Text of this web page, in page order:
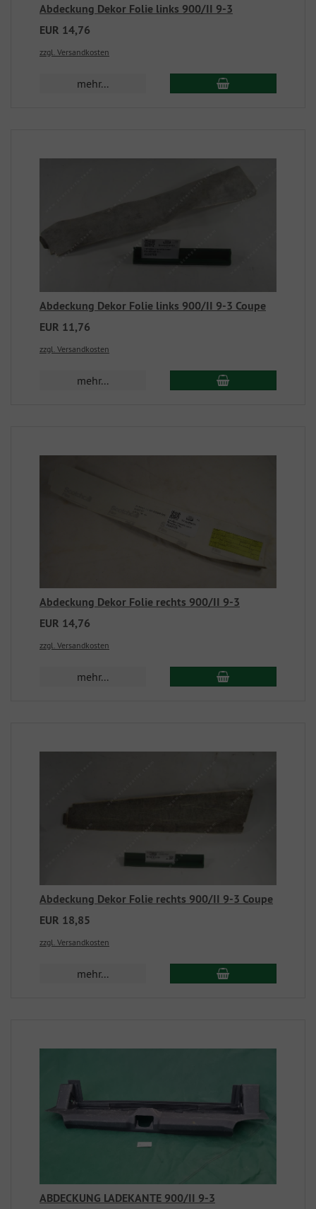
Abdeckung Dekor Folie links 900/II 9-3
EUR 14,76
zzgl. Versandkosten
mehr...
Abdeckung Dekor Folie links 900/II 9-3 Coupe
EUR 11,76
zzgl. Versandkosten
mehr...
Abdeckung Dekor Folie rechts 900/II 9-3
EUR 14,76
zzgl. Versandkosten
mehr...
Abdeckung Dekor Folie rechts 900/II 9-3 Coupe
EUR 18,85
zzgl. Versandkosten
mehr...
ABDECKUNG LADEKANTE 900/II 9-3